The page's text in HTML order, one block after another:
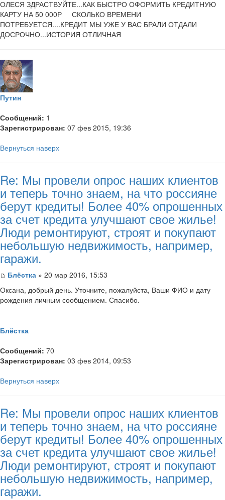
ОЛЕСЯ ЗДРАСТВУЙТЕ...КАК БЫСТРО ОФОРМИТЬ КРЕДИТНУЮ
КАРТУ НА 50 000Р СКОЛЬКО ВРЕМЕНИ
ПОТРЕБУЕТСЯ....КРЕДИТ МЫ УЖЕ У ВАС БРАЛИ ОТДАЛИ
ДОСРОЧНО...ИСТОРИЯ ОТЛИЧНАЯ
Путин
Сообщений: 1
Зарегистрирован: 07 фев 2015, 19:36
Вернуться наверх
Re: Мы провели опрос наших клиентов
и теперь точно знаем, на что россияне
берут кредиты! Более 40% опрошенных
за счет кредита улучшают свое жилье!
Люди ремонтируют, строят и покупают
небольшую недвижимость, например,
гаражи.
Блёстка » 20 мар 2016, 15:53
Оксана, добрый день. Уточните, пожалуйста, Ваши ФИО и дату
рождения личным сообщением. Спасибо.
Блёстка
Сообщений: 70
Зарегистрирован: 03 фев 2014, 09:53
Вернуться наверх
Re: Мы провели опрос наших клиентов
и теперь точно знаем, на что россияне
берут кредиты! Более 40% опрошенных
за счет кредита улучшают свое жилье!
Люди ремонтируют, строят и покупают
небольшую недвижимость, например,
гаражи.